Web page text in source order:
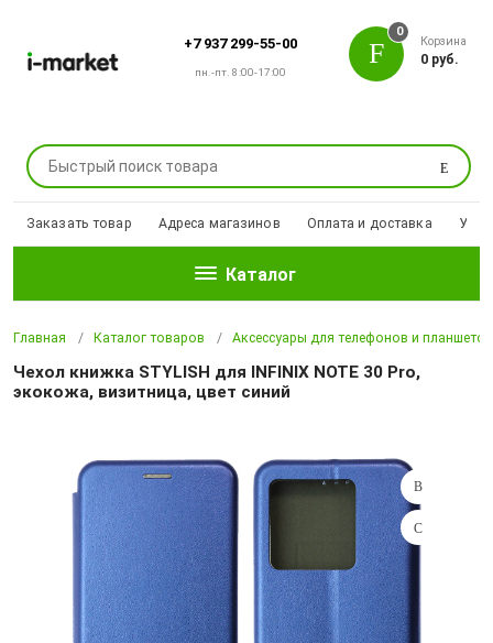
+7 937 299-55-00
пн.-пт. 8:00-17:00
Поиск
0
Корзина
0 руб.
Заказать товар Адреса магазинов Оплата и доставка
Каталог
Главная Каталог товаров Аксессуары для телефонов и планшетов
Чехол книжка STYLISH для INFINIX NOTE 30 Pro,
экокожа, визитница, цвет синий